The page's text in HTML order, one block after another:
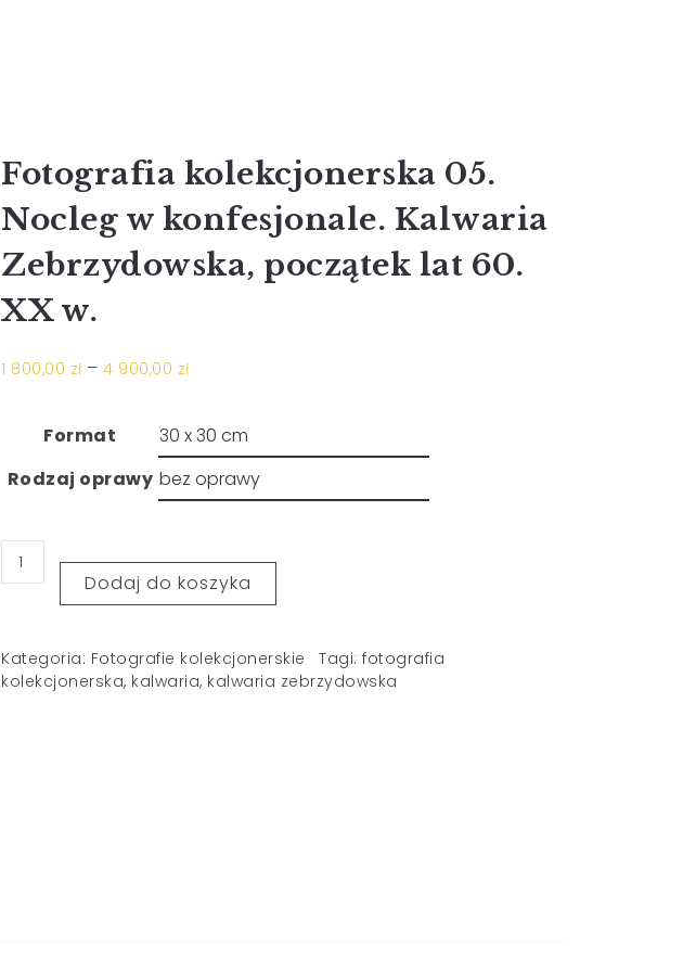
Fotografia kolekcjonerska 05.
Nocleg w konfesjonale. Kalwaria
Zebrzydowska, początek lat 60.
XX w.
1 800,00 zł–4 900,00 zł
Format
Rodzaj oprawy
Dodaj do koszyka
Kategoria: Fotografie kolekcjonerskie Tagi:fotografia
kolekcjonerska, kalwaria, kalwaria zebrzydowska